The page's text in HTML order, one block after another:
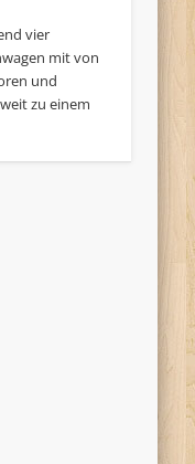
vier
mit von
und
zu einem